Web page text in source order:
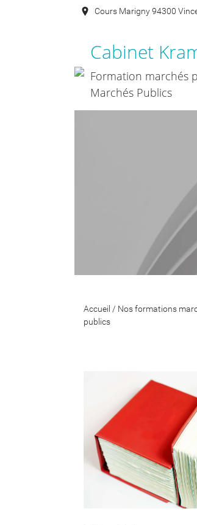
Cabinet
Formation marchés
Marchés Publics
Cours Marigny 94300
Accueil / Nos formations
publics